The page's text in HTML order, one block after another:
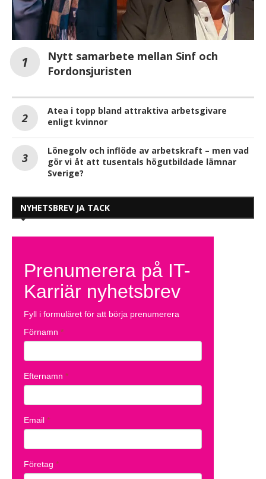
Nytt samarbete mellan Sinf och
Fordonsjuristen
Atea i topp bland attraktiva arbetsgivare
enligt kvinnor
Lönegolv och inflöde av arbetskraft – men vad
gör vi åt att tusentals högutbildade lämnar
Sverige?
NYHETSBREV JA TACK